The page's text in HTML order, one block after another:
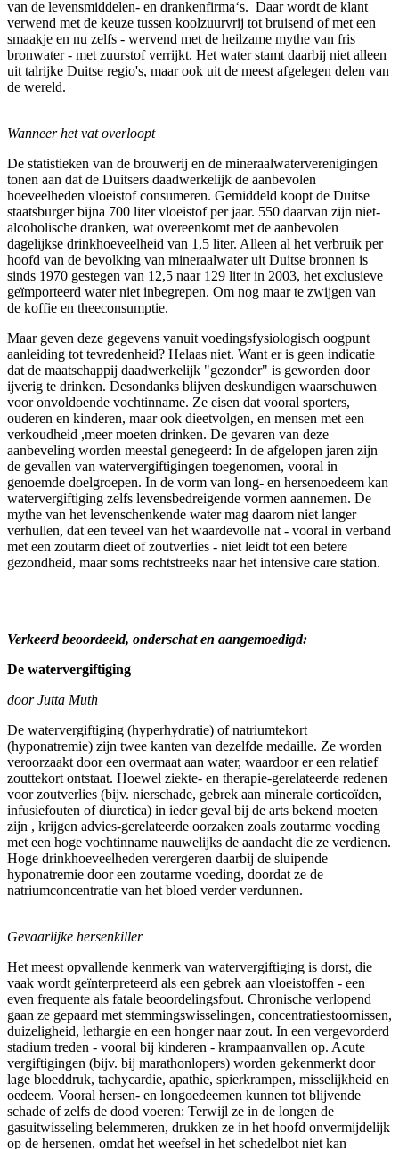
van de levensmiddelen- en drankenfirma‘s. Daar wordt de klant
verwend met de keuze tussen koolzuurvrij tot bruisend of met een
smaakje en nu zelfs - wervend met de heilzame mythe van fris
bronwater - met zuurstof verrijkt. Het water stamt daarbij niet alleen
uit talrijke Duitse regio's, maar ook uit de meest afgelegen delen van
de wereld.
Wanneer het vat overloopt
De statistieken van de brouwerij en de mineraalwaterverenigingen
tonen aan dat de Duitsers daadwerkelijk de aanbevolen
hoeveelheden vloeistof consumeren. Gemiddeld koopt de Duitse
staatsburger bijna 700 liter vloeistof per jaar. 550 daarvan zijn niet-
alcoholische dranken, wat overeenkomt met de aanbevolen
dagelijkse drinkhoeveelheid van 1,5 liter. Alleen al het verbruik per
hoofd van de bevolking van mineraalwater uit Duitse bronnen is
sinds 1970 gestegen van 12,5 naar 129 liter in 2003, het exclusieve
geïmporteerd water niet inbegrepen. Om nog maar te zwijgen van
de koffie en theeconsumptie.
Maar geven deze gegevens vanuit voedingsfysiologisch oogpunt
aanleiding tot tevredenheid? Helaas niet. Want er is geen indicatie
dat de maatschappij daadwerkelijk "gezonder" is geworden door
ijverig te drinken. Desondanks blijven deskundigen waarschuwen
voor onvoldoende vochtinname. Ze eisen dat vooral sporters,
ouderen en kinderen, maar ook dieetvolgen, en mensen met een
verkoudheid ,meer moeten drinken. De gevaren van deze
aanbeveling worden meestal genegeerd: In de afgelopen jaren zijn
de gevallen van watervergiftigingen toegenomen, vooral in
genoemde doelgroepen. In de vorm van long- en hersenoedeem kan
watervergiftiging zelfs levensbedreigende vormen aannemen. De
mythe van het levenschenkende water mag daarom niet langer
verhullen, dat een teveel van het waardevolle nat - vooral in verband
met een zoutarm dieet of zoutverlies - niet leidt tot een betere
gezondheid, maar soms rechtstreeks naar het intensive care station.
Verkeerd beoordeeld, onderschat en aangemoedigd:
De watervergiftiging
door Jutta Muth
De watervergiftiging (hyperhydratie) of natriumtekort
(hyponatremie) zijn twee kanten van dezelfde medaille. Ze worden
veroorzaakt door een overmaat aan water, waardoor er een relatief
zouttekort ontstaat. Hoewel ziekte- en therapie-gerelateerde redenen
voor zoutverlies (bijv. nierschade, gebrek aan minerale corticoïden,
infusiefouten of diuretica) in ieder geval bij de arts bekend moeten
zijn , krijgen advies-gerelateerde oorzaken zoals zoutarme voeding
met een hoge vochtinname nauwelijks de aandacht die ze verdienen.
Hoge drinkhoeveelheden verergeren daarbij de sluipende
hyponatremie door een zoutarme voeding, doordat ze de
natriumconcentratie van het bloed verder verdunnen.
Gevaarlijke hersenkiller
Het meest opvallende kenmerk van watervergiftiging is dorst, die
vaak wordt geïnterpreteerd als een gebrek aan vloeistoffen - een
even frequente als fatale beoordelingsfout. Chronische verlopend
gaan ze gepaard met stemmingswisselingen, concentratiestoornissen,
duizeligheid, lethargie en een honger naar zout. In een vergevorderd
stadium treden - vooral bij kinderen - krampaanvallen op. Acute
vergiftigingen (bijv. bij marathonlopers) worden gekenmerkt door
lage bloeddruk, tachycardie, apathie, spierkrampen, misselijkheid en
oedeem. Vooral hersen- en longoedeemen kunnen tot blijvende
schade of zelfs de dood voeren: Terwijl ze in de longen de
gasuitwisseling belemmeren, drukken ze in het hoofd onvermijdelijk
op de hersenen, omdat het weefsel in het schedelbot niet kan